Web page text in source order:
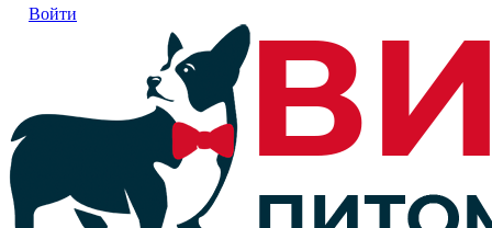
Войти